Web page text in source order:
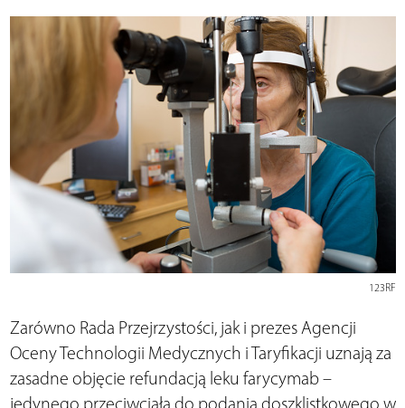
123RF
Zarówno Rada Przejrzystości, jak i prezes Agencji
Oceny Technologii Medycznych i Taryfikacji uznają za
zasadne objęcie refundacją leku farycymab –